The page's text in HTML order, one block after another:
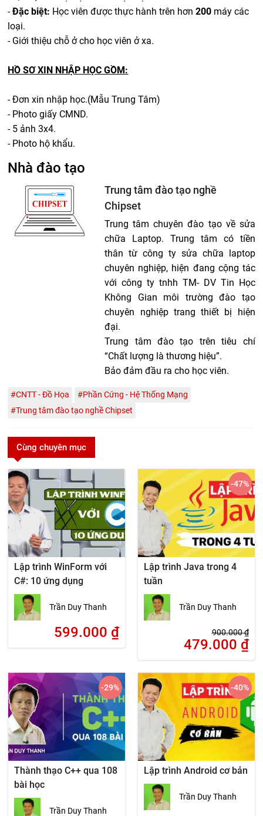
-Đặc biệt: Học viên được thực hành trên hơn200 máy các
loại.
- Giới thiệu chỗ ở cho học viên ở xa.
HỒ SƠ XIN NHẬP HỌC GỒM:
- Đơn xin nhập học.(Mẫu Trung Tâm)
- Photo giấy CMND.
- 5 ảnh 3x4.
- Photo hộ khẩu.
Nhà đào tạo
Trung tâm đào tạo nghề
Chipset
Trung tâm chuyên đào tạo về sửa
chữa Laptop. Trung tâm có tiền
thân từ công ty sửa chữa laptop
chuyên nghiệp, hiện đang cộng tác
với công ty tnhh TM- DV Tin Học
Không Gian môi trường đào tạo
chuyên nghiệp trang thiết bị hiện
đại.
Trung tâm đào tạo trên tiêu chí
“Chất lượng là thương hiệu”.
Bảo đảm đầu ra cho học viên.
#CNTT - Đồ Họa
#Phần Cứng - Hệ Thống Mạng
#Trung tâm đào tạo nghề Chipset
Cùng chuyên mục
Lập trình WinForm với
C#: 10 ứng dụng
Trần Duy Thanh
599.000 ₫
Lập trình Java trong 4
tuần
Trần Duy Thanh
900.000₫
479.000 ₫
-47%
Thành thạo C++ qua 108
bài học
Trần Duy Thanh
-29%
Lập trình Android cơ bản
Trần Duy Thanh
-40%